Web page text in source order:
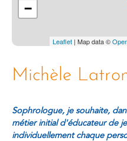
−
Leaflet | Map data ©
Michèle
Sophrologue, je souhaite,
métier initial d'éducateur de
individuellement chaque